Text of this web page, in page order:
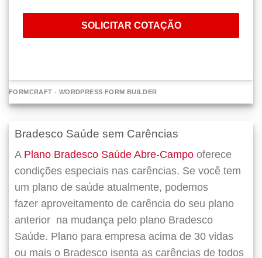
SOLICITAR COTAÇÃO
FORMCRAFT - WORDPRESS FORM BUILDER
Bradesco Saúde sem Carências
A Plano Bradesco Saúde Abre-Campo oferece
condições especiais nas carências. Se você tem
um plano de saúde atualmente, podemos
fazer aproveitamento de carência do seu plano
anterior na mudança pelo plano Bradesco
Saúde. Plano para empresa acima de 30 vidas
ou mais o Bradesco isenta as carências de todos